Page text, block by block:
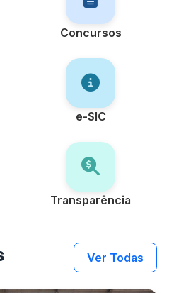
Concursos
e-SIC
Transparência
Ver Todas